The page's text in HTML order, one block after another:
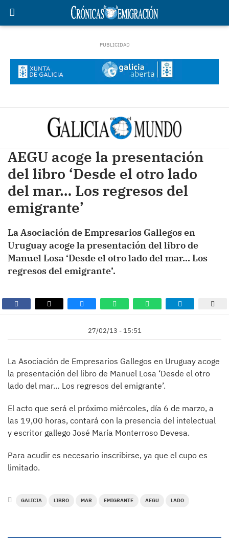
AEGU acoge la presentación
del libro ‘Desde el otro lado
del mar… Los regresos del
emigrante’
La Asociación de Empresarios Gallegos en
Uruguay acoge la presentación del libro de
Manuel Losa ‘Desde el otro lado del mar… Los
regresos del emigrante’.
27/02/13 - 15:51
La Asociación de Empresarios Gallegos en Uruguay acoge
la presentación del libro de Manuel Losa ‘Desde el otro
lado del mar… Los regresos del emigrante’.
El acto que será el próximo miércoles, día 6 de marzo, a
las 19,00 horas, contará con la presencia del intelectual
y escritor gallego José María Monterroso Devesa.
Para acudir es necesario inscribirse, ya que el cupo es
limitado.
GALICIA LIBRO MAR EMIGRANTE AEGU LADO